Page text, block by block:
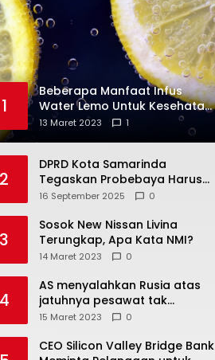
1
Beberapa Manfaat Infus
Water Lemo Untuk Kesehatan
Anda
13 Maret 2023 1
2
DPRD Kota Samarinda
Tegaskan Probebaya Harus
Tepat Sasaran, Bukan Hanya
16 September 2025 0
3
Sosok New Nissan Livina
Terungkap, Apa Kata NMI?
14 Maret 2023 0
4
AS menyalahkan Rusia atas
jatuhnya pesawat tak
berawak di Laut Hitam,
15 Maret 2023 0
CEO Silicon Valley Bridge Bank